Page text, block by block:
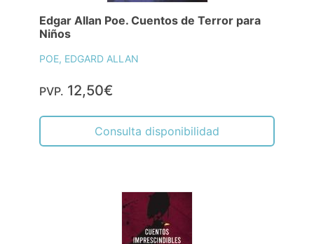
Edgar Allan Poe. Cuentos de Terror para
Niños
POE, EDGARD ALLAN
PVP. 12,50€
Consulta disponibilidad